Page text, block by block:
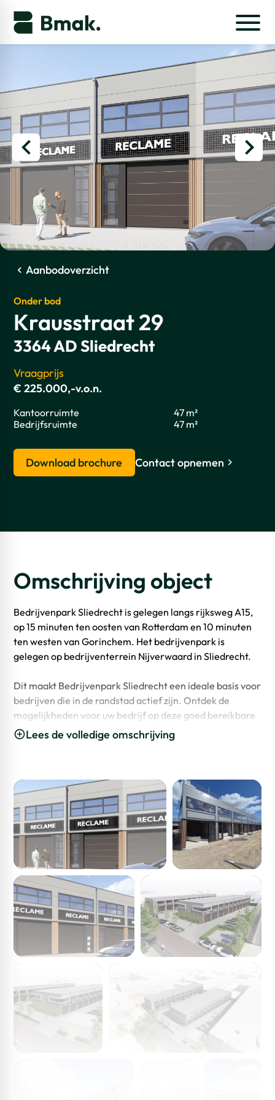
Aanbodoverzicht
Onder bod
Krausstraat 29
3364 AD Sliedrecht
Vraagprijs
€ 225.000,-v.o.n.
Kantoorruimte
47 m²
Bedrijfsruimte
47 m²
Download brochure Contact opnemen
Omschrijving object
Bedrijvenpark Sliedrecht is gelegen langs rijksweg A15,
op 15 minuten ten oosten van Rotterdam en 10 minuten
ten westen van Gorinchem. Het bedrijvenpark is
gelegen op bedrijventerrein Nijverwaard in Sliedrecht.
Dit maakt Bedrijvenpark Sliedrecht een ideale basis voor
bedrijven die in de randstad actief zijn. Ontdek de
mogelijkheden voor uw bedrijf op deze goed bereikbare
locatie.
Begane grond: 47 m²
1e verdieping: 47 m²
Parkeerplaatsen: 2
Koopsom: € 225.000,- v.o.n. excl. btw, kosten koper
(notariskosten) (vrijstelling overdrachtsbelasting),
exclusief kosten voor nutsaansluitingen. De koopsom is
exclusief kosten meerwerk (€ 2.079,00 ex. btw)
Bouw is reeds gestart
Verwachte oplevering: 2e kwartaal 2026
Meer- en minderwerk:
In overleg met de aannemer is een optielijst
samengesteld. Voorafgaand aan de start van de bouw
kan op basis van de optielijst meerwerk worden
opgegeven. Het meerwerk wordt uitgevoerd door de
aannemer. Het meerwerk wordt niet opgenomen in de
Lees de volledige omschrijving